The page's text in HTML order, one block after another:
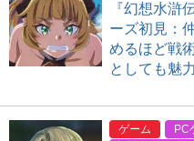
『幻想水滸
ーズ初見：
めるほど戦
としても魅
ゲーム PC